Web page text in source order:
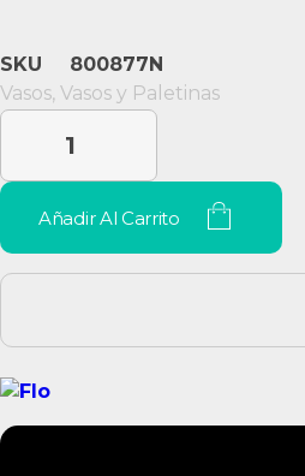
Añadir Al Carrito
SKU
800877N
Vasos, Vasos y Paletinas